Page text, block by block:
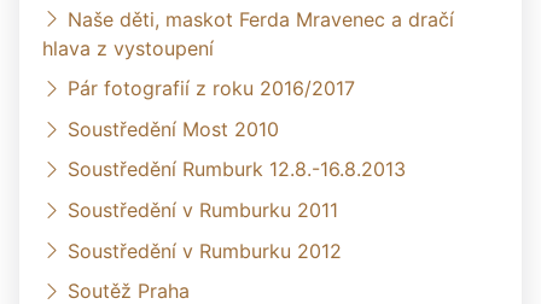
Naše děti, maskot Ferda Mravenec a dračí
hlava z vystoupení
Pár fotografií z roku 2016/2017
Soustředění Most 2010
Soustředění Rumburk 12.8.-16.8.2013
Soustředění v Rumburku 2011
Soustředění v Rumburku 2012
Soutěž Praha